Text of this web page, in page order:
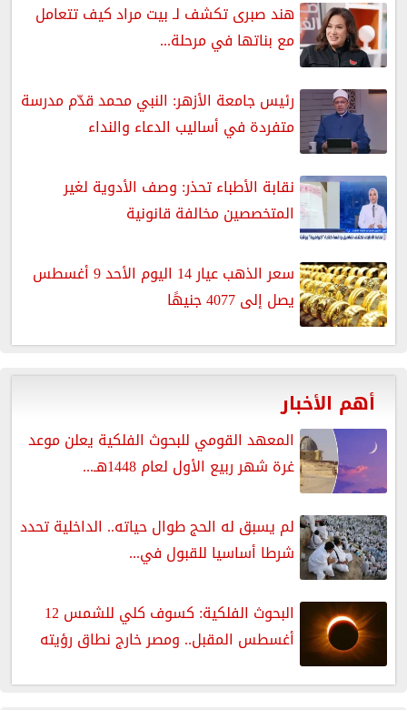
هند صبرى تكشف لـ بيت مراد كيف تتعامل
مع بناتها في مرحلة...
رئيس جامعة الأزهر: النبي محمد قدّم مدرسة
متفردة في أساليب الدعاء والنداء
نقابة الأطباء تحذر: وصف الأدوية لغير
المتخصصين مخالفة قانونية
سعر الذهب عيار 14 اليوم الأحد 9 أغسطس
يصل إلى 4077 جنيهًا
أهم الأخبار
المعهد القومي للبحوث الفلكية يعلن موعد
غرة شهر ربيع الأول لعام 1448هـ...
لم يسبق له الحج طوال حياته.. الداخلية تحدد
شرطا أساسيا للقبول في...
البحوث الفلكية: كسوف كلي للشمس 12
أغسطس المقبل.. ومصر خارج نطاق رؤيته